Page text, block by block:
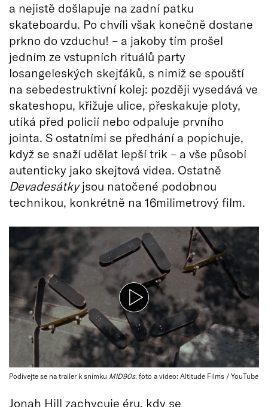
a nejistě došlapuje na zadní patku
skateboardu. Po chvíli však konečně dostane
prkno do vzduchu! – a jakoby tím prošel
jedním ze vstupních rituálů party
losangeleských skejťáků, s nimiž se spouští
na sebedestruktivní kolej: později vysedává ve
skateshopu, křižuje ulice, přeskakuje ploty,
utíká před policií nebo odpaluje prvního
jointa. S ostatními se předhání a popichuje,
když se snaží udělat lepší trik – a vše působí
autenticky jako skejtová videa. Ostatně
Devadesátkyjsou natočené podobnou
technikou, konkrétně na 16milimetrový film.
Podívejte se na trailer k snímku MID90s, foto a video: Altitude Films / YouTube
Jonah Hill zachycuje éru, kdy se